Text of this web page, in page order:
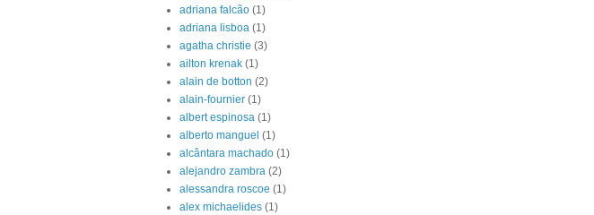
adriana falcão (1)
adriana lisboa (1)
agatha christie (3)
ailton krenak (1)
alain de botton (2)
alain-fournier (1)
albert espinosa (1)
alberto manguel (1)
alcântara machado (1)
alejandro zambra (2)
alessandra roscoe (1)
alex michaelides (1)